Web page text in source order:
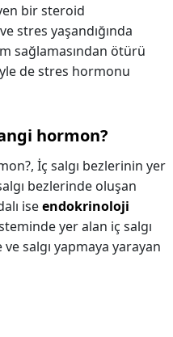
bir steroid
stres yaşandığında
sağlamasından ötürü
de stres hormonu
hormon?
İç salgı bezlerinin yer
bezlerinde oluşan
iseendokrinoloji
yer alan iç salgı
salgı yapmaya yarayan